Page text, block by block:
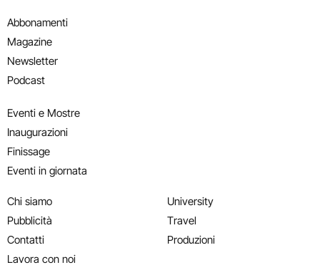
Abbonamenti
Magazine
Newsletter
Podcast
Eventi e Mostre
Inaugurazioni
Finissage
Eventi in giornata
Chi siamo
Pubblicità
Contatti
Lavora con noi
University
Travel
Produzioni